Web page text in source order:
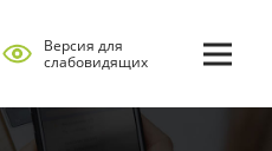
Версия для
слабовидящих